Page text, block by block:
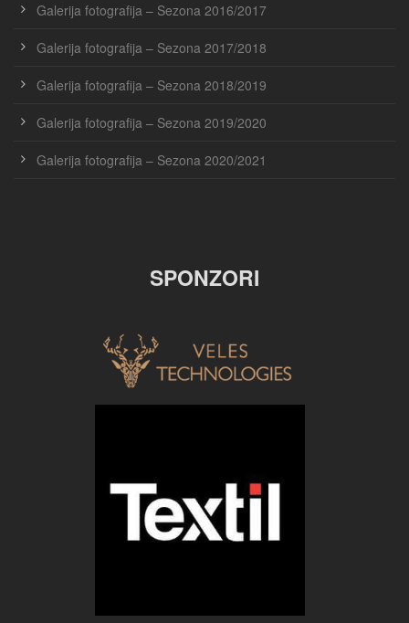
Galerija fotografija – Sezona 2016/2017
Galerija fotografija – Sezona 2017/2018
Galerija fotografija – Sezona 2018/2019
Galerija fotografija – Sezona 2019/2020
Galerija fotografija – Sezona 2020/2021
SPONZORI